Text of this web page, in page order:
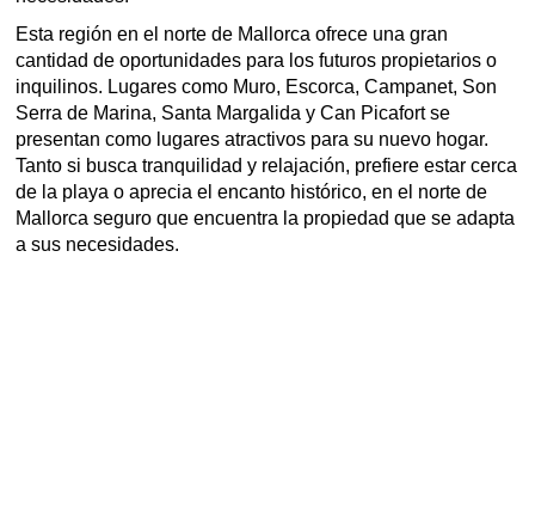
Esta región en el norte de Mallorca ofrece una gran
cantidad de oportunidades para los futuros propietarios o
inquilinos. Lugares como Muro, Escorca, Campanet, Son
Serra de Marina, Santa Margalida y Can Picafort se
presentan como lugares atractivos para su nuevo hogar.
Tanto si busca tranquilidad y relajación, prefiere estar cerca
de la playa o aprecia el encanto histórico, en el norte de
Mallorca seguro que encuentra la propiedad que se adapta
a sus necesidades.